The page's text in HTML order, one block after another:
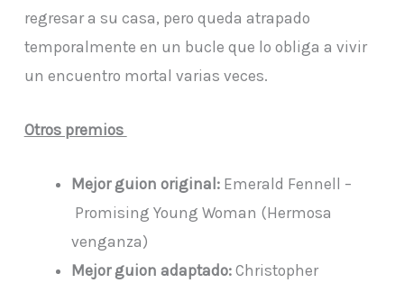
regresar a su casa, pero queda atrapado
temporalmente en un bucle que lo obliga a vivir
un encuentro mortal varias veces.
Otros premios
Mejor guion original:Emerald Fennell –
Promising Young Woman (Hermosa
venganza)
Mejor guion adaptado:Christopher